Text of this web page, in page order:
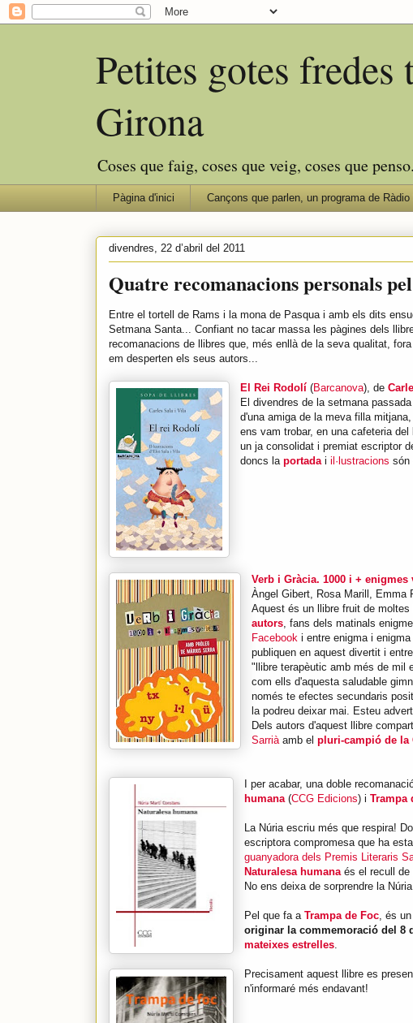
Petites gotes
Girona
Coses que faig, coses que veig, coses que
Pàgina d'inici Cançons que parlen, un programa de Ràdio
divendres, 22 d’abril del 2011
Quatre recomanacions personals
Entre el tortell de Rams i la mona de Pasqua i amb els dits
Setmana Santa... Confiant no tacar massa les pàgines dels
recomanacions de llibres que, més enllà de la seva qualitat,
em desperten els seus autors...
El Rei Rodolí (Barcanova), de
El divendres de la setmana
d'una amiga de la meva filla
ens vam trobar, en una cafeteria
un ja consolidat i premiat escriptor
doncs la portada i il·lustracions són
Verb i Gràcia. 1000 i + enigmes
Àngel Gibert, Rosa Marill, Emma
Aquest és un llibre fruit de
autors , fans dels matinals
Facebook i entre enigma i
publiquen en aquest divertit i
"llibre terapèutic amb més de mil
com ells d'aquesta saludable
només te efectes secundaris
la podreu deixar mai. Esteu
Dels autors d'aquest llibre
Sarrià amb el pluri-campió de la
I per acabar, una doble
humana (CCG Edicions) i Trampa
La Núria escriu més que respira!
escriptora compromesa que ha
guanyadora dels Premis Literaris
Naturalesa humana és el recull de
No ens deixa de sorprendre la
Pel que fa a Trampa de Foc , és
originar la commemoració del 8
mateixes estrelles
Precisament aquest llibre es
n'informaré més endavant!